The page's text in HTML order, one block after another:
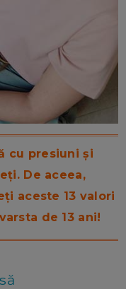
cu presiuni și
De aceea,
aceste 13 valori
de 13 ani!